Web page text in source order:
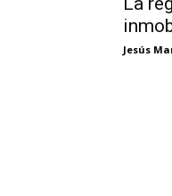
Jesús